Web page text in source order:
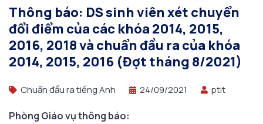
Thông báo: DS sinh viên xét chuyển
đổi điểm của các khóa 2014, 2015,
2016, 2018 và chuẩn đầu ra của khóa
2014, 2015, 2016 (Đợt tháng 8/2021)
Chuẩn đầu ra tiếng Anh 24/09/2021 ptit
Phòng Giáo vụ thông báo: